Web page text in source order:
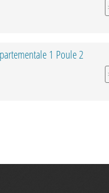
1 Poule 2